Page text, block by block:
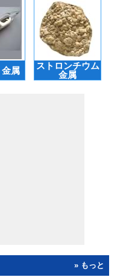
金属
ストロンチウム
金属
» もっと